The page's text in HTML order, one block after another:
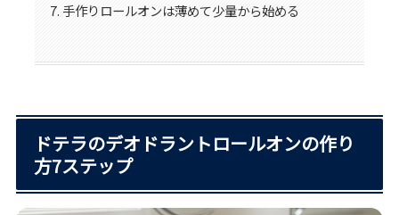
手作りロールオンは薄めて少量から始める
ドテラのデオドラントロールオンの作り
方7ステップ